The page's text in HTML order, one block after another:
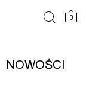
0
NOWOŚCI